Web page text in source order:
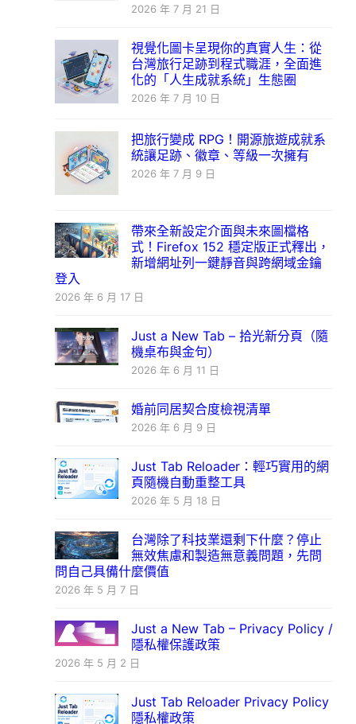
2026 年 7 月 21 日
視覺化圖卡呈現你的真實人生：從
台灣旅行足跡到程式職涯，全面進
化的「人生成就系統」生態圈
2026 年 7 月 10 日
把旅行變成 RPG！開源旅遊成就系
統讓足跡、徽章、等級一次擁有
2026 年 7 月 9 日
帶來全新設定介面與未來圖檔格
式！Firefox 152 穩定版正式釋出，
新增網址列一鍵靜音與跨網域金鑰
登入
2026 年 6 月 17 日
Just a New Tab – 拾光新分頁（隨
機桌布與金句）
2026 年 6 月 11 日
婚前同居契合度檢視清單
2026 年 6 月 9 日
Just Tab Reloader：輕巧實用的網
頁隨機自動重整工具
2026 年 5 月 18 日
台灣除了科技業還剩下什麼？停止
無效焦慮和製造無意義問題，先問
問自己具備什麼價值
2026 年 5 月 7 日
Just a New Tab – Privacy Policy /
隱私權保護政策
2026 年 5 月 2 日
Just Tab Reloader Privacy Policy
隱私權政策